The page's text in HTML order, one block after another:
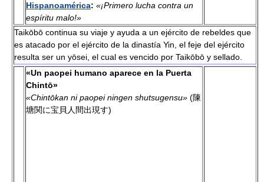
Hispanoamérica: «¡Primero lucha contra un
espíritu malo!»
Taikōbō continua su viaje y ayuda a un ejército de rebeldes que
es atacado por el ejército de la dinastía Yin, el feje del ejército
resulta ser un yōsei, el cual es vencido por Taikōbō y sellado.
«Un paopei humano aparece en la Puerta
Chintō»
«Chintōkan ni paopei ningen shutsugensu» (陳
塘関に宝貝人間出現す)